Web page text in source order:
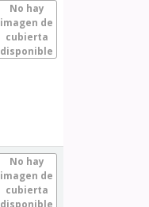
No hay
imagen de
cubierta
disponible
No hay
imagen de
cubierta
disponible